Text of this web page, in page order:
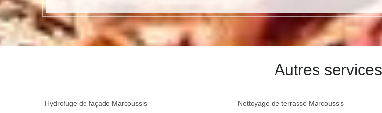
Autres services
Hydrofuge de façade Marcoussis Nettoyage de terrasse Marcoussis